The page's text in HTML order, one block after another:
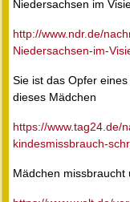
Niedersachsen im
http://www.ndr.de/
Niedersachsen-im-
Sie ist das Opfer
dieses Mädchen
https://www.tag24.de/
kindesmissbrauch-
Mädchen